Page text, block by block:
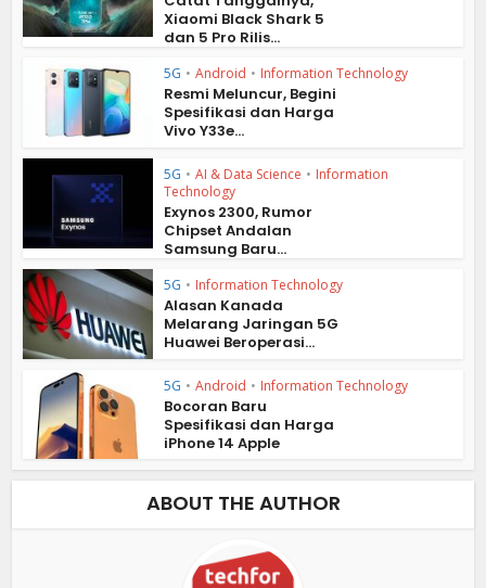
Xiaomi Black Shark 5
dan 5 Pro Rilis...
5G • Android • Information Technology
Resmi Meluncur, Begini
Spesifikasi dan Harga
Vivo Y33e...
5G • AI & Data Science • Information
Technology
Exynos 2300, Rumor
Chipset Andalan
Samsung Baru...
5G • Information Technology
Alasan Kanada
Melarang Jaringan 5G
Huawei Beroperasi...
5G • Android • Information Technology
Bocoran Baru
Spesifikasi dan Harga
iPhone 14 Apple
ABOUT THE AUTHOR